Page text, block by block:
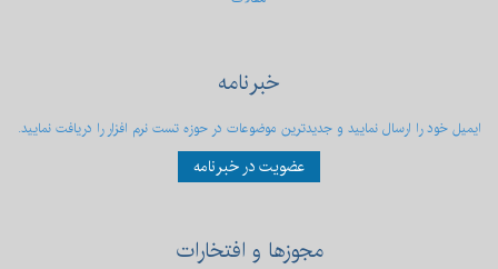
خبرنامه
ایمیل خود را ارسال نمایید و جدیدترین موضوعات در حوزه تست نرم افزار را دریافت نمایید.
عضویت در خبرنامه
مجوزها و افتخارات